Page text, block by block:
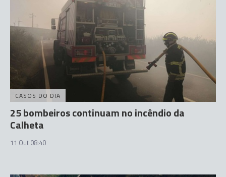
CASOS DO DIA
25 bombeiros continuam no incêndio da
Calheta
11 Out 08:40